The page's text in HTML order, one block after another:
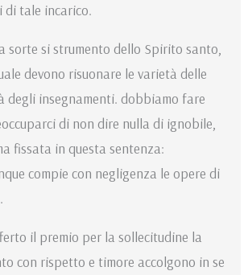
di tale incarico.
sorte si strumento dello Spirito santo,
devono risuonare le varietà delle
degli insegnamenti. dobbiamo fare
di non dire nulla di ignobile,
fissata in questa sentenza:
compie con negligenza le opere di
il premio per la sollecitudine la
con rispetto e timore accolgono in se